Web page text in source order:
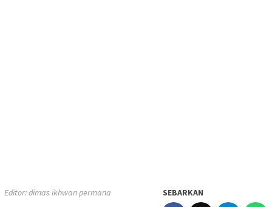
Editor: dimas ikhwan permana SEBARKAN